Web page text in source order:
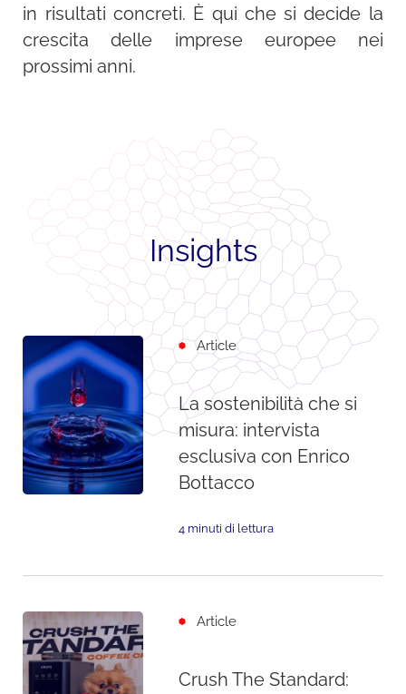
in risultati concreti. È qui che si decide la
crescita delle imprese europee nei
prossimi anni.
Insights
Article
La sostenibilità che si
misura: intervista
esclusiva con Enrico
Bottacco
4 minuti di lettura
Article
Crush The Standard: